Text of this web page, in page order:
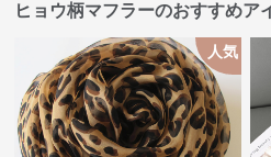
ヒョウ柄マフラーのおすすめア
人気